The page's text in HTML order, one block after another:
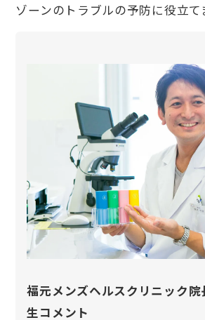
ゾーンのトラブルの予防に役立て
福元メンズヘルスクリニック院
生コメント